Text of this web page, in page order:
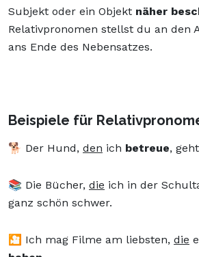
Subjekt oder ein Objekt näher
Relativpronomen stellst du an den
ans Ende des Nebensatzes.
Beispiele für
🐕 Der Hund, den ich betreue,
📚 Die Bücher, die ich in der
ganz schön schwer.
🎦 Ich mag Filme am liebsten, die